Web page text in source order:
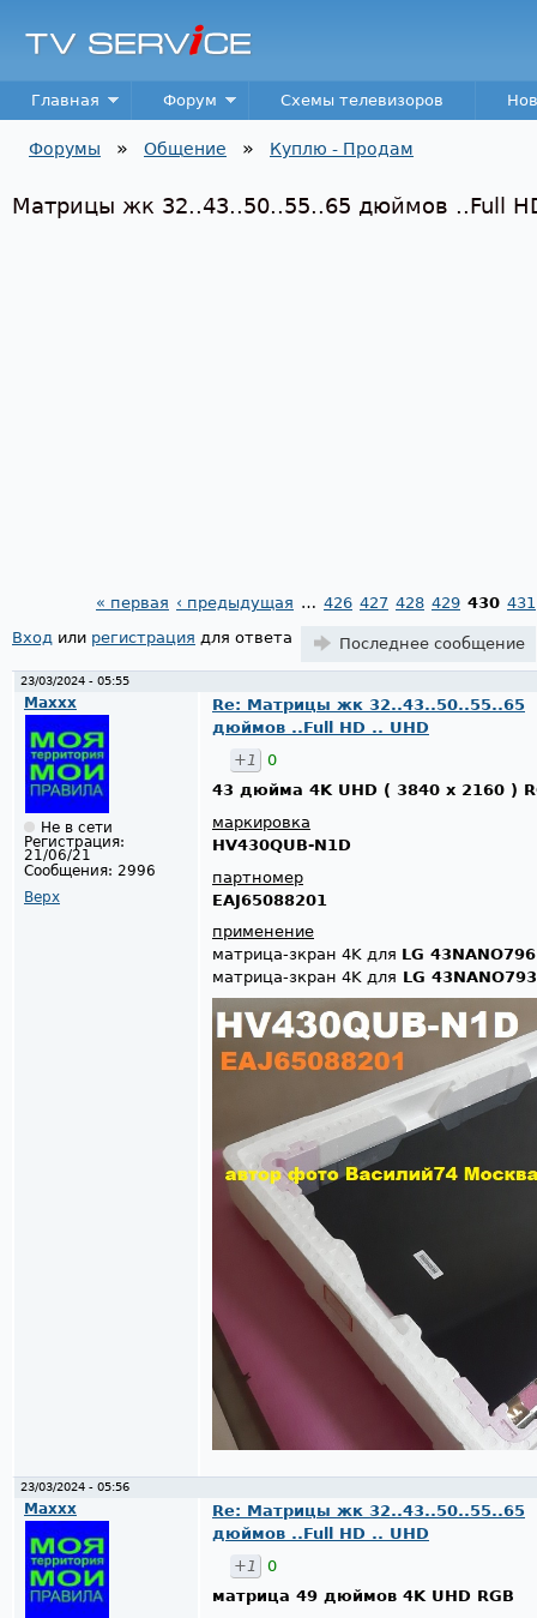
TV
Service
Main menu
Главная Форум Схемы телевизоров
Форумы » Общение » Куплю - Продам
Матрицы жк 32..43..50..55..65 дюймов ..Full
Страницы
« первая ‹ предыдущая … 426 427 428 429 430 431
Вход или регистрация для ответа Последнее сообщение
23/03/2024 - 05:55
Maxxx
Не в сети
Регистрация:
21/06/21
Сообщения: 2996
Верх
Re: Матрицы жк 32..43..50..55..65
дюймов ..Full HD .. UHD
+1
0
43 дюйма 4K UHD ( 3840 x 2160 )
маркировка
HV430QUB-N1D
партномер
EAJ65088201
применение
матрица-зкран 4K для LG
матрица-зкран 4K для LG
23/03/2024 - 05:56
Maxxx
Re: Матрицы жк 32..43..50..55..65
дюймов ..Full HD .. UHD
+1
0
матрица 49 дюймов 4K UHD RGB